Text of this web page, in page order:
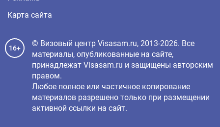
Карта сайта
16+
© Визовый центр Visasam.ru, 2013-2026. Все
материалы, опубликованные на сайте,
принадлежат Visasam.ru и защищены авторским
правом.
Любое полное или частичное копирование
материалов разрешено только при размещении
активной ссылки на сайт.